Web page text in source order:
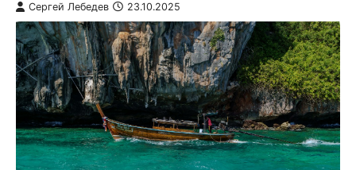
Сергей Лебедев 23.10.2025